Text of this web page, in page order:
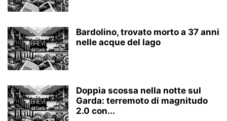
Bardolino, trovato morto a 37 anni
nelle acque del lago
Doppia scossa nella notte sul
Garda: terremoto di magnitudo
2.0 con...